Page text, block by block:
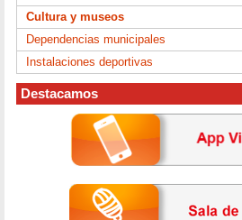
Cultura y museos
Dependencias municipales
Instalaciones deportivas
Destacamos